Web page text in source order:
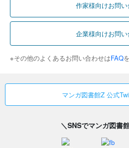
作家様向けお問
企業様向けお問
※その他のよくあるお問い合わせはFAQ
マンガ図書館Z 公式
＼SNSでマンガ図書